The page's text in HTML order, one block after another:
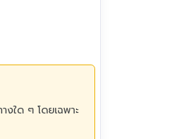
งใด ๆ โดยเฉพาะ